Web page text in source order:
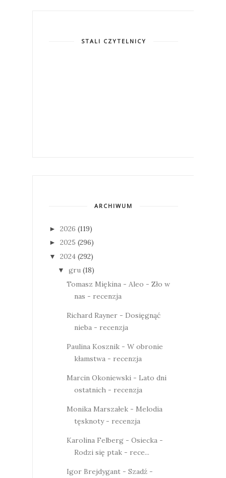
STALI CZYTELNICY
ARCHIWUM
► 2026 (119)
► 2025 (296)
▼ 2024 (292)
▼ gru (18)
Tomasz Miękina - Aleo - Zło w
nas - recenzja
Richard Rayner - Dosięgnąć
nieba - recenzja
Paulina Kosznik - W obronie
kłamstwa - recenzja
Marcin Okoniewski - Lato dni
ostatnich - recenzja
Monika Marszałek - Melodia
tęsknoty - recenzja
Karolina Felberg - Osiecka -
Rodzi się ptak - rece...
Igor Brejdygant - Szadź -